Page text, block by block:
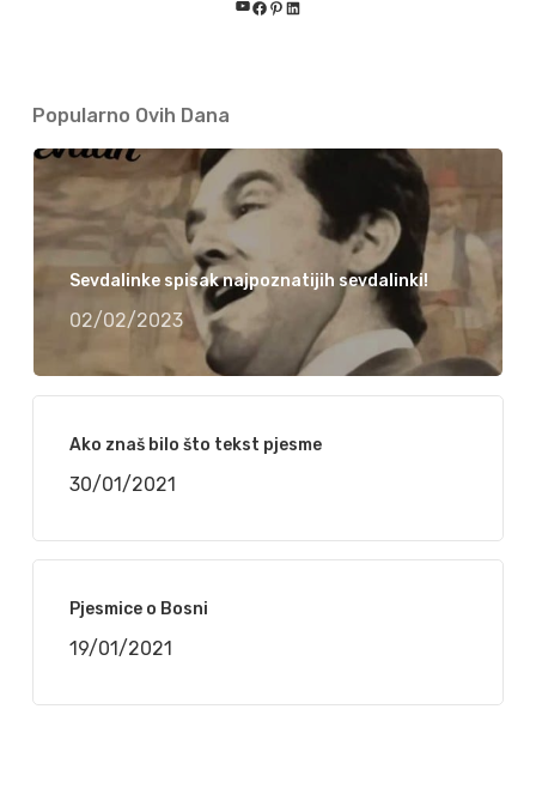
YouTube
Facebook
Pinterest
LinkedIn
Popularno Ovih Dana
Sevdalinke spisak najpoznatijih sevdalinki!
02/02/2023
Ako znaš bilo što tekst pjesme
30/01/2021
Pjesmice o Bosni
19/01/2021